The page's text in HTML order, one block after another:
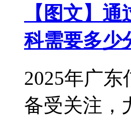
【图文】
科需要多少
2025年广
备受关注，